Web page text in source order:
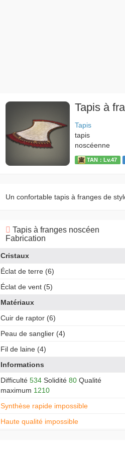
Tapis à
Tapis
tapis
noscéenne
TAN：Lv.47
Un confortable tapis à franges de
Tapis à franges noscéen
Fabrication
Cristaux
Éclat de terre (6)
Éclat de vent (5)
Matériaux
Cuir de raptor (6)
Peau de sanglier (4)
Fil de laine (4)
Informations
Difficulté 534 Solidité 80 Qualité
maximum 1210
Synthèse rapide impossible
Haute qualité impossible